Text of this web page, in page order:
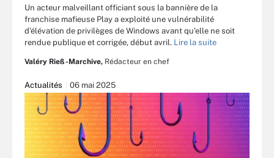
Un acteur malveillant officiant sous la bannière de la
franchise mafieuse Play a exploité une vulnérabilité
d’élévation de privilèges de Windows avant qu’elle ne soit
rendue publique et corrigée, début avril. Lire la suite
Valéry Rieß-Marchive, Rédacteur en chef
Actualités 06 mai 2025